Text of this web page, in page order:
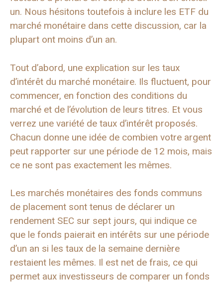
un. Nous hésitons toutefois à inclure les ETF du
marché monétaire dans cette discussion, car la
plupart ont moins d’un an.
Tout d’abord, une explication sur les taux
d’intérêt du marché monétaire. Ils fluctuent, pour
commencer, en fonction des conditions du
marché et de l’évolution de leurs titres. Et vous
verrez une variété de taux d’intérêt proposés.
Chacun donne une idée de combien votre argent
peut rapporter sur une période de 12 mois, mais
ce ne sont pas exactement les mêmes.
Les marchés monétaires des fonds communs
de placement sont tenus de déclarer un
rendement SEC sur sept jours, qui indique ce
que le fonds paierait en intérêts sur une période
d’un an si les taux de la semaine dernière
restaient les mêmes. Il est net de frais, ce qui
permet aux investisseurs de comparer un fonds